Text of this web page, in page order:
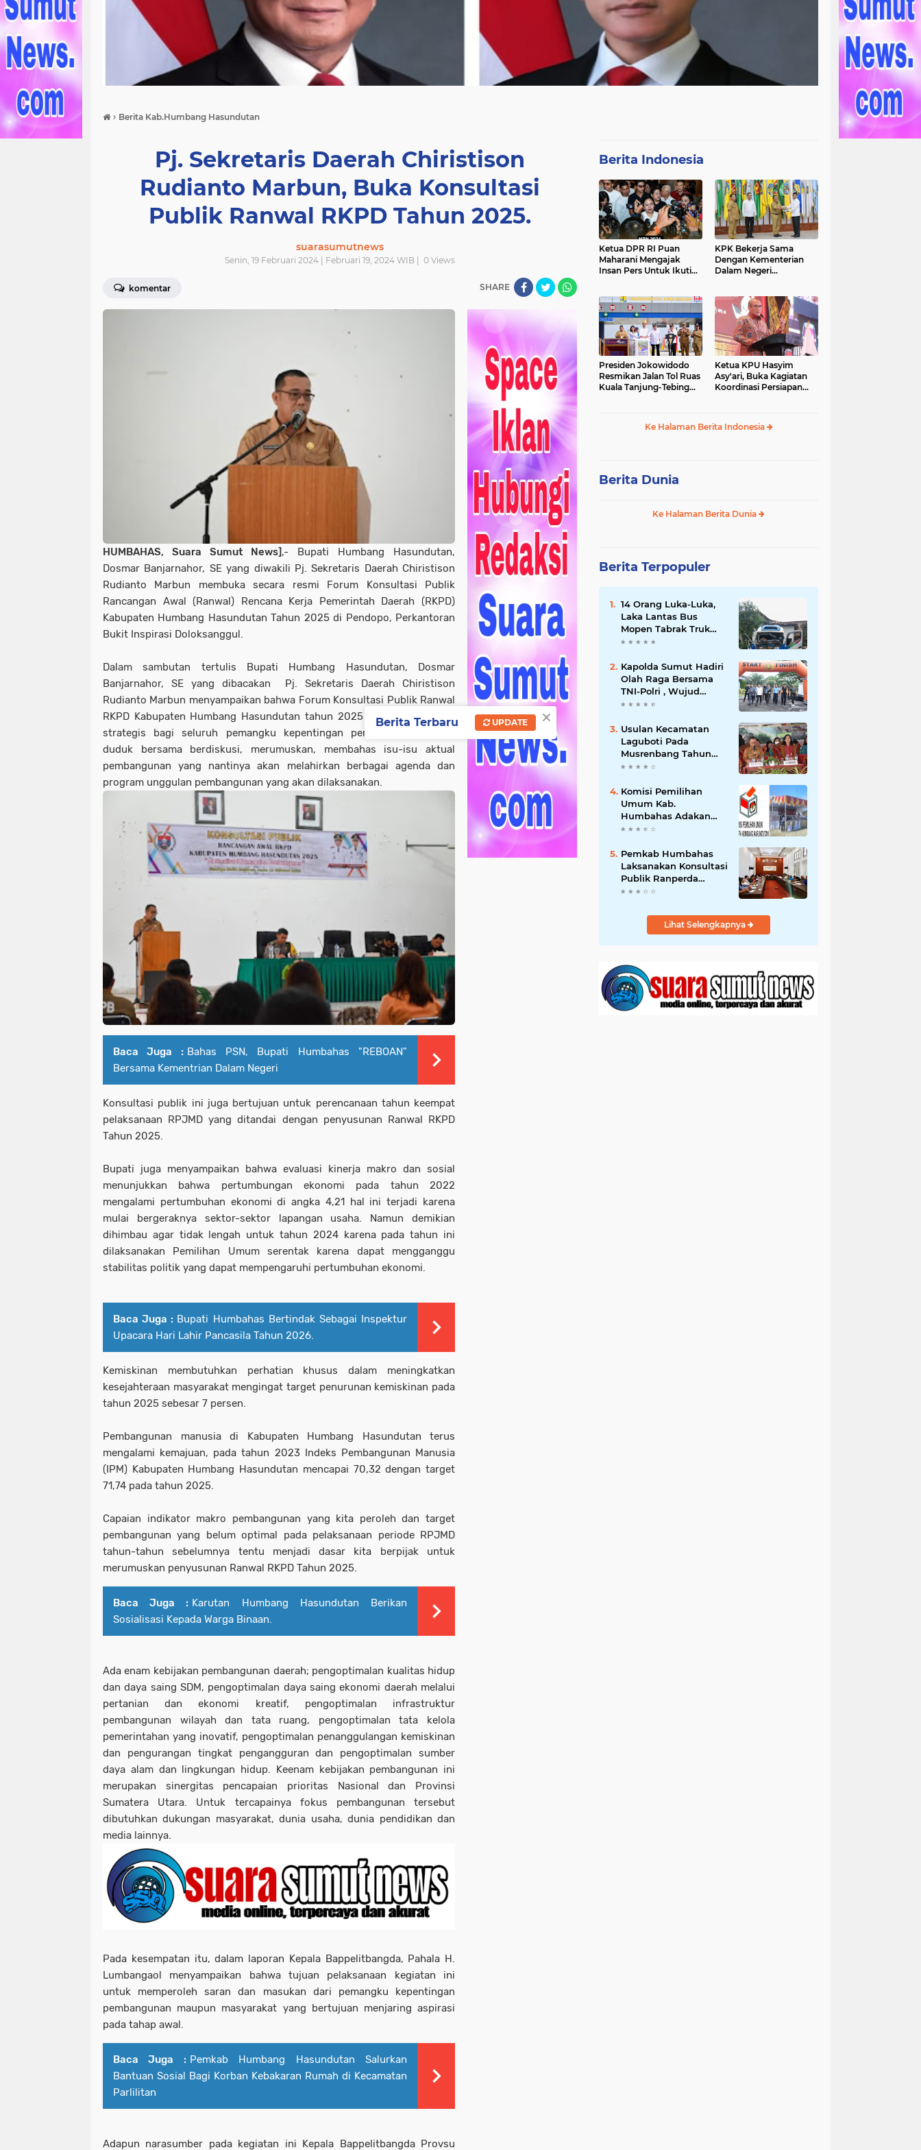
› Berita Kab.Humbang Hasundutan
Pj. Sekretaris Daerah Chiristison
Rudianto Marbun, Buka Konsultasi
Publik Ranwal RKPD Tahun 2025.
suarasumutnews
Senin, 19 Februari 2024 | Februari 19, 2024 WIB | 0 Views
komentar SHARE
HUMBAHAS, Suara Sumut News],- Bupati Humbang Hasundutan,
Dosmar Banjarnahor, SE yang diwakili Pj. Sekretaris Daerah Chiristison
Rudianto Marbun membuka secara resmi Forum Konsultasi Publik
Rancangan Awal (Ranwal) Rencana Kerja Pemerintah Daerah (RKPD)
Kabupaten Humbang Hasundutan Tahun 2025 di Pendopo, Perkantoran
Bukit Inspirasi Doloksanggul.
Dalam sambutan tertulis Bupati Humbang Hasundutan, Dosmar
Banjarnahor, SE yang dibacakan Pj. Sekretaris Daerah Chiristison
Rudianto Marbun menyampaikan bahwa Forum Konsultasi Publik Ranwal
RKPD Kabupaten Humbang Hasundutan tahun 2025 merupakan forum
strategis bagi seluruh pemangku kepentingan pembangunan untuk
duduk bersama berdiskusi, merumuskan, membahas isu-isu aktual
pembangunan yang nantinya akan melahirkan berbagai agenda dan
program unggulan pembangunan yang akan dilaksanakan.
Baca Juga : Bahas PSN, Bupati Humbahas "REBOAN"
Bersama Kementrian Dalam Negeri
Konsultasi publik ini juga bertujuan untuk perencanaan tahun keempat
pelaksanaan RPJMD yang ditandai dengan penyusunan Ranwal RKPD
Tahun 2025.
Bupati juga menyampaikan bahwa evaluasi kinerja makro dan sosial
menunjukkan bahwa pertumbungan ekonomi pada tahun 2022
mengalami pertumbuhan ekonomi di angka 4,21 hal ini terjadi karena
mulai bergeraknya sektor-sektor lapangan usaha. Namun demikian
dihimbau agar tidak lengah untuk tahun 2024 karena pada tahun ini
dilaksanakan Pemilihan Umum serentak karena dapat mengganggu
stabilitas politik yang dapat mempengaruhi pertumbuhan ekonomi.
Baca Juga : Bupati Humbahas Bertindak Sebagai Inspektur
Upacara Hari Lahir Pancasila Tahun 2026.
Kemiskinan membutuhkan perhatian khusus dalam meningkatkan
kesejahteraan masyarakat mengingat target penurunan kemiskinan pada
tahun 2025 sebesar 7 persen.
Pembangunan manusia di Kabupaten Humbang Hasundutan terus
mengalami kemajuan, pada tahun 2023 Indeks Pembangunan Manusia
(IPM) Kabupaten Humbang Hasundutan mencapai 70,32 dengan target
71,74 pada tahun 2025.
Capaian indikator makro pembangunan yang kita peroleh dan target
pembangunan yang belum optimal pada pelaksanaan periode RPJMD
tahun-tahun sebelumnya tentu menjadi dasar kita berpijak untuk
merumuskan penyusunan Ranwal RKPD Tahun 2025.
Baca Juga : Karutan Humbang Hasundutan Berikan
Sosialisasi Kepada Warga Binaan.
Ada enam kebijakan pembangunan daerah; pengoptimalan kualitas hidup
dan daya saing SDM, pengoptimalan daya saing ekonomi daerah melalui
pertanian dan ekonomi kreatif, pengoptimalan infrastruktur
pembangunan wilayah dan tata ruang, pengoptimalan tata kelola
pemerintahan yang inovatif, pengoptimalan penanggulangan kemiskinan
dan pengurangan tingkat pengangguran dan pengoptimalan sumber
daya alam dan lingkungan hidup. Keenam kebijakan pembangunan ini
merupakan sinergitas pencapaian prioritas Nasional dan Provinsi
Sumatera Utara. Untuk tercapainya fokus pembangunan tersebut
dibutuhkan dukungan masyarakat, dunia usaha, dunia pendidikan dan
media lainnya.
Pada kesempatan itu, dalam laporan Kepala Bappelitbangda, Pahala H.
Lumbangaol menyampaikan bahwa tujuan pelaksanaan kegiatan ini
untuk memperoleh saran dan masukan dari pemangku kepentingan
pembangunan maupun masyarakat yang bertujuan menjaring aspirasi
pada tahap awal.
Baca Juga : Pemkab Humbang Hasundutan Salurkan
Bantuan Sosial Bagi Korban Kebakaran Rumah di Kecamatan
Parlilitan
Adapun narasumber pada kegiatan ini Kepala Bappelitbangda Provsu
Berita Indonesia
Ketua DPR RI Puan
Maharani Mengajak
Insan Pers Untuk Ikuti
KPK Bekerja Sama
Dengan Kementerian
Dalam Negeri
Presiden Jokowidodo
Resmikan Jalan Tol Ruas
Kuala Tanjung-Tebing
Ketua KPU Hasyim
Asy'ari, Buka Kagiatan
Koordinasi Persiapan
Ke Halaman Berita Indonesia
Berita Dunia
Ke Halaman Berita Dunia
Berita Terpopuler
14 Orang Luka-Luka,
Laka Lantas Bus
Mopen Tabrak Truk
Sedang Parkir Di
Kapolda Sumut Hadiri
Olah Raga Bersama
TNI-Polri , Wujud
Kebersamaan Menjaga
Usulan Kecamatan
Laguboti Pada
Musrenbang Tahun
2025, Bupati Toba
Mendukung
Pertumbuhan
Pariwisata.
Komisi Pemilihan
Umum Kab.
Humbahas Adakan
Sosialisasi & Simulasi,
Rekapitulasi Suara.
Pemkab Humbahas
Laksanakan Konsultasi
Publik Ranperda
Pemajuan
Lihat Selengkapnya
×
Berita Terbaru UPDATE